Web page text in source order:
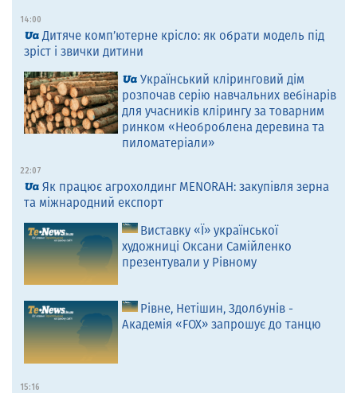
14:00
Дитяче комп’ютерне крісло: як обрати модель під
зріст і звички дитини
Український кліринговий дім
розпочав серію навчальних вебінарів
для учасників клірингу за товарним
ринком «Необроблена деревина та
пиломатеріали»
22:07
Як працює агрохолдинг MENORAH: закупівля зерна
та міжнародний експорт
Виставку «Ї» української
художниці Оксани Самійленко
презентували у Рівному
Рівне, Нетішин, Здолбунів -
Академія «FOX» запрошує до танцю
15:16